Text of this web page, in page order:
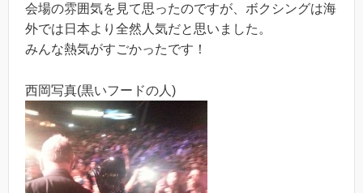
会場の雰囲気を見て思ったのですが、ボクシングは海
外では日本より全然人気だと思いました。
みんな熱気がすごかったです！
西岡写真(黒いフードの人)